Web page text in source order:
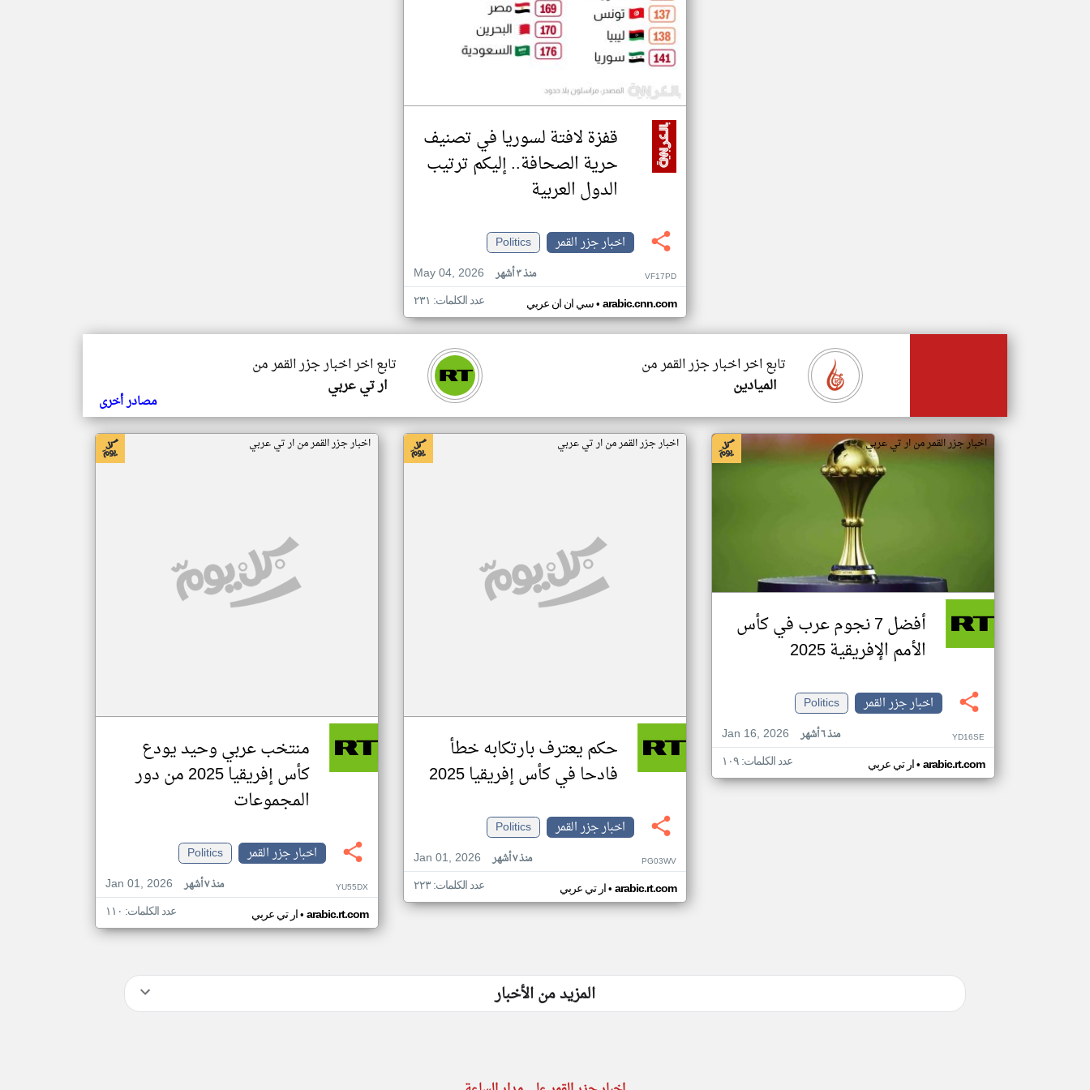
قفزة لافتة لسوريا في تصنيف
حرية الصحافة.. إليكم ترتيب
الدول العربية
اخبار جزر القمر
Politics
May 04, 2026
منذ ٣ أشهر VF17PD
سي ان ان عربي• arabic.cnn.com عدد الكلمات: ٢٣١
تابع اخر اخبار جزر القمر من
ار تي عربي
تابع اخر اخبار جزر القمر من
الميادين
مصادر أخرى
اخبار جزر القمر من ار تي عربي
أفضل 7 نجوم عرب في كأس
الأمم الإفريقية 2025
اخبار جزر القمر
Politics
Jan 16, 2026
منذ ٦ أشهر YD16SE
ار تي عربي• arabic.rt.com عدد الكلمات: ١٠٩
اخبار جزر القمر من ار تي عربي
حكم يعترف بارتكابه خطأ
فادحا في كأس إفريقيا 2025
اخبار جزر القمر
Politics
Jan 01, 2026
منذ ٧ أشهر PG03WV
ار تي عربي• arabic.rt.com عدد الكلمات: ٢٢٣
اخبار جزر القمر من ار تي عربي
منتخب عربي وحيد يودع
كأس إفريقيا 2025 من دور
المجموعات
اخبار جزر القمر
Politics
Jan 01, 2026
منذ ٧ أشهر YU55DX
ار تي عربي• arabic.rt.com عدد الكلمات: ١١٠
المزيد من الأخبار